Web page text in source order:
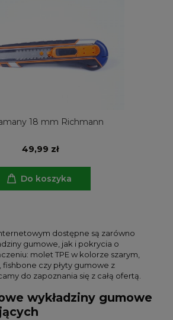
18 mm Richmann
49,99 zł
Do koszyka
dostępne są zarówno
gumowe, jak i pokrycia o
molet TPE w kolorze szarym,
fishbone czy płyty gumowe z
do zapoznania się z całą ofertą.
wykładziny gumowe